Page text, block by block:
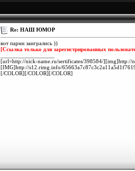
Re: НАШ ЮМОР
вот парни заигрались ))
[Ссылка только для зарегистрированных
[url=http://nick-name.ru/sertificates/398584/
[IMG]http://s12.rimg.info/
[/COLOR][/COLOR][/COLOR]